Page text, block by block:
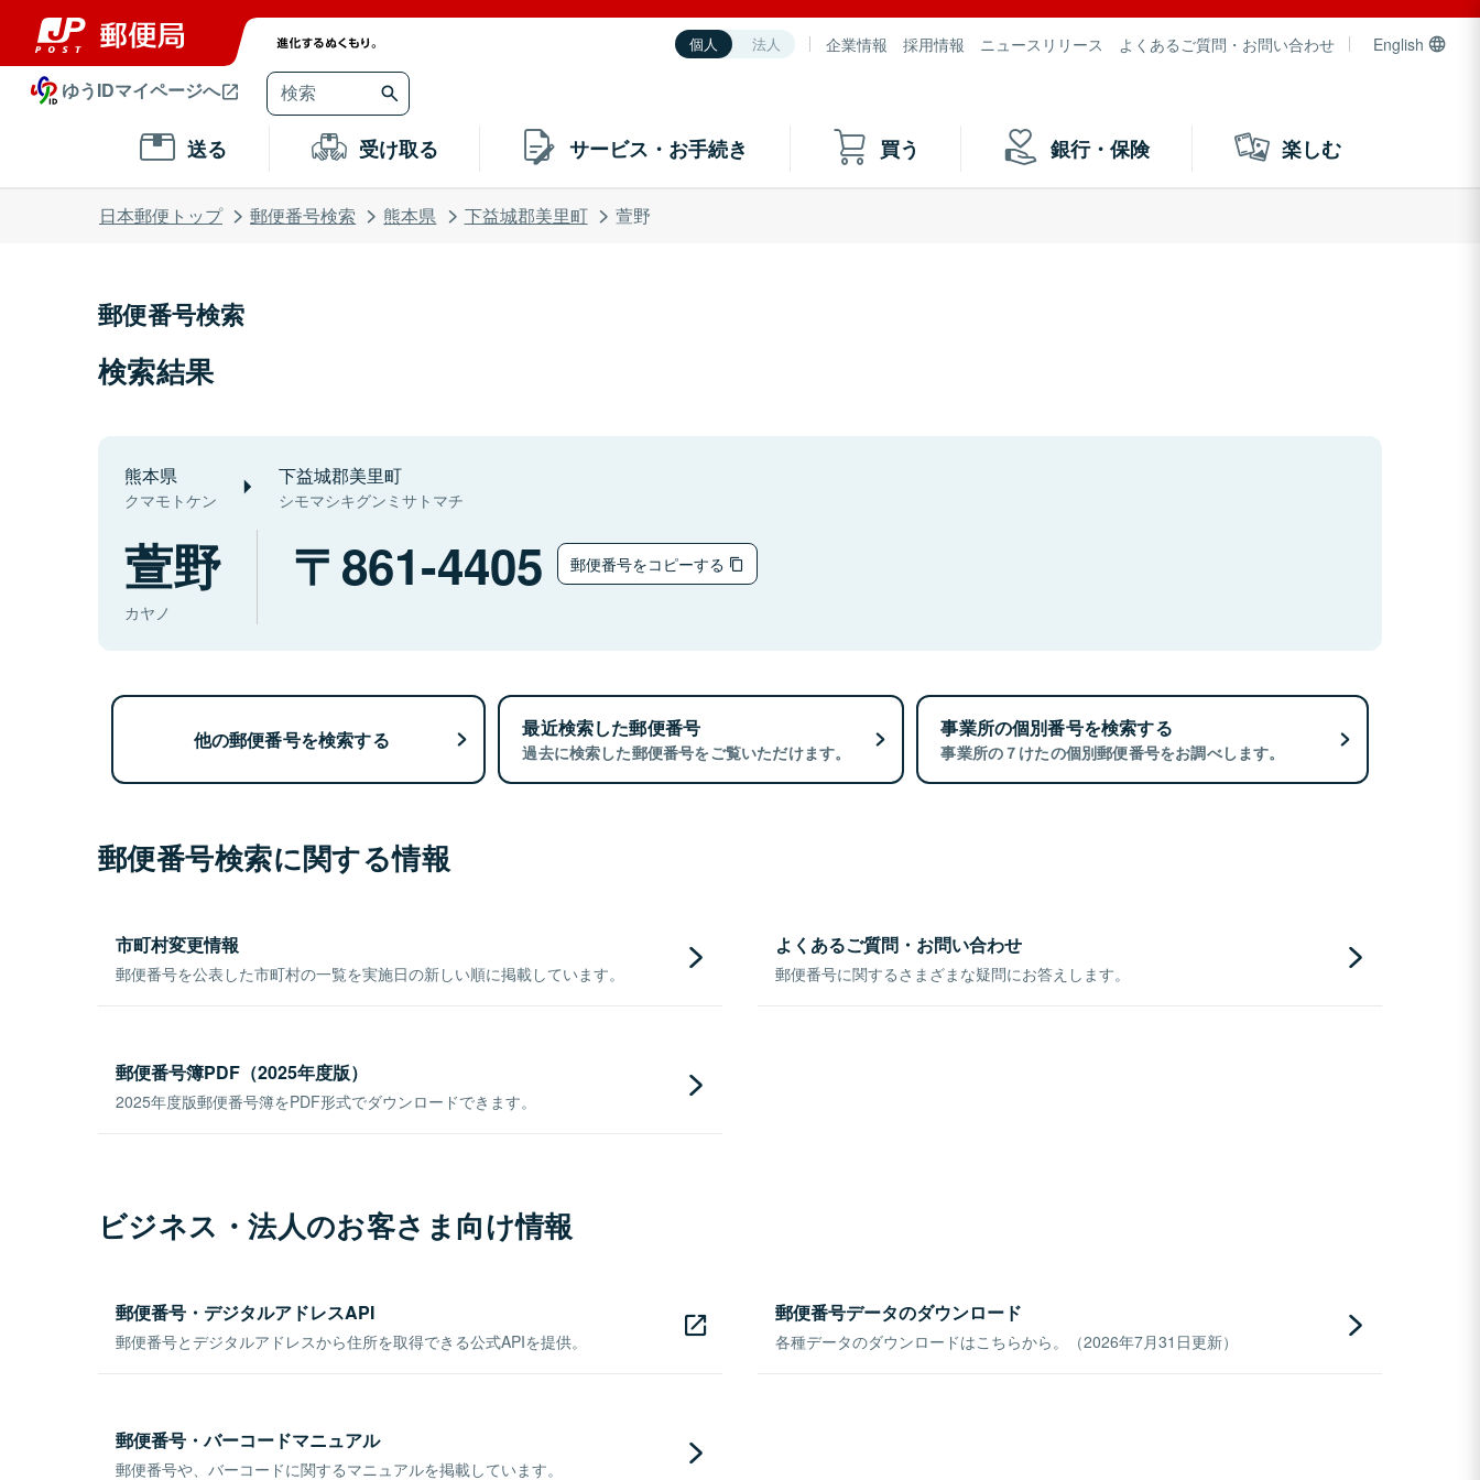
個人 法人 企業情報 採用情報 ニュースリリース よくあるご質問・お問い合わせ English
ゆうIDマイページへ
送る 受け取る サービス・お手続き 買う 銀行・保険 楽しむ
日本郵便トップ 郵便番号検索 熊本県 下益城郡美里町 萱野
郵便番号検索
検索結果
熊本県
クマモトケン
下益城郡美里町
シモマシキグンミサトマチ
萱野
カヤノ
861-4405 郵便番号をコピーする
他の郵便番号を検索する 最近検索した郵便番号
過去に検索した郵便番号をご覧いただけます。
事業所の個別番号を検索する
事業所の７けたの個別郵便番号をお調べします。
郵便番号検索に関する情報
市町村変更情報
郵便番号を公表した市町村の一覧を実施日の新しい順に掲載しています。
よくあるご質問・お問い合わせ
郵便番号に関するさまざまな疑問にお答えします。
郵便番号簿PDF（2025年度版）
2025年度版郵便番号簿をPDF形式でダウンロードできます。
ビジネス・法人のお客さま向け情報
郵便番号・デジタルアドレスAPI
郵便番号とデジタルアドレスから住所を取得できる公式APIを提供。
郵便番号データのダウンロード
各種データのダウンロードはこちらから。（2026年7月31日更新）
郵便番号・バーコードマニュアル
郵便番号や、バーコードに関するマニュアルを掲載しています。